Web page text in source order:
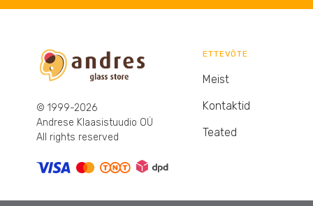
© 1999-2026
Andrese Klaasistuudio OÜ
All rights reserved
ETTEVÕTE
Meist
Kontaktid
Teated